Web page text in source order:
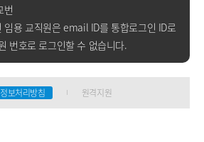
번
임용 교직원은 email ID를 통합로그인 ID로
번호로 로그인할 수 없습니다.
보처리방침 원격지원